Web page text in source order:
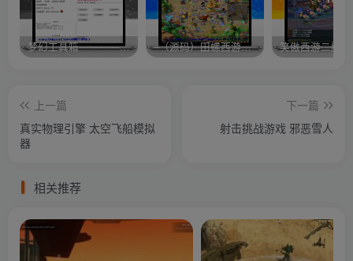
梦幻工具箱————-免费 –（源码）田螺西游9.0 假人摆摊18门派飞升渡劫化圣助战最新BB谛听…. 笑傲西游二版-
上一篇
真实物理引擎 太空飞船模拟
器
下一篇
射击挑战游戏 邪恶雪人
相关推荐